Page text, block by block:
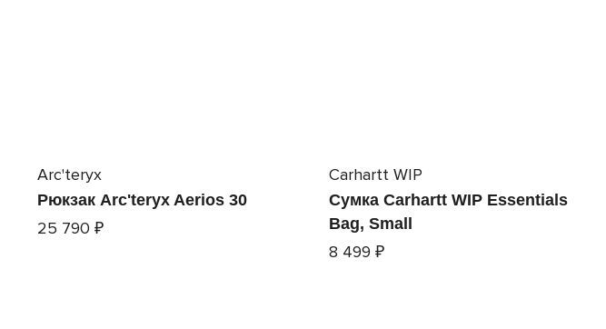
Arc'teryx
Рюкзак Arc'teryx Aerios 30
25 790 ₽
Carhartt WIP
Сумка Carhartt WIP Essentials
Bag, Small
8 499 ₽